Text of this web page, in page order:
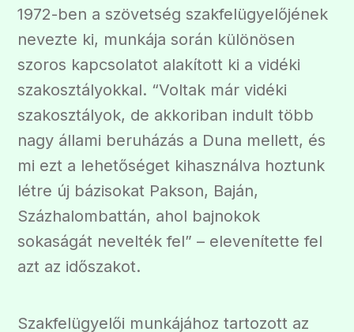
1972-ben a szövetség szakfelügyelőjének
nevezte ki, munkája során különösen
szoros kapcsolatot alakított ki a vidéki
szakosztályokkal. “Voltak már vidéki
szakosztályok, de akkoriban indult több
nagy állami beruházás a Duna mellett, és
mi ezt a lehetőséget kihasználva hoztunk
létre új bázisokat Pakson, Baján,
Százhalombattán, ahol bajnokok
sokaságát nevelték fel” – elevenítette fel
azt az időszakot.
Szakfelügyelői munkájához tartozott az